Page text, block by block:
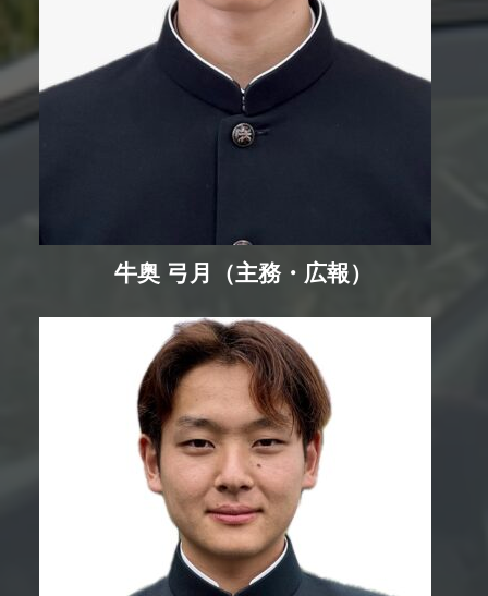
牛奥 弓月（主務・広報）